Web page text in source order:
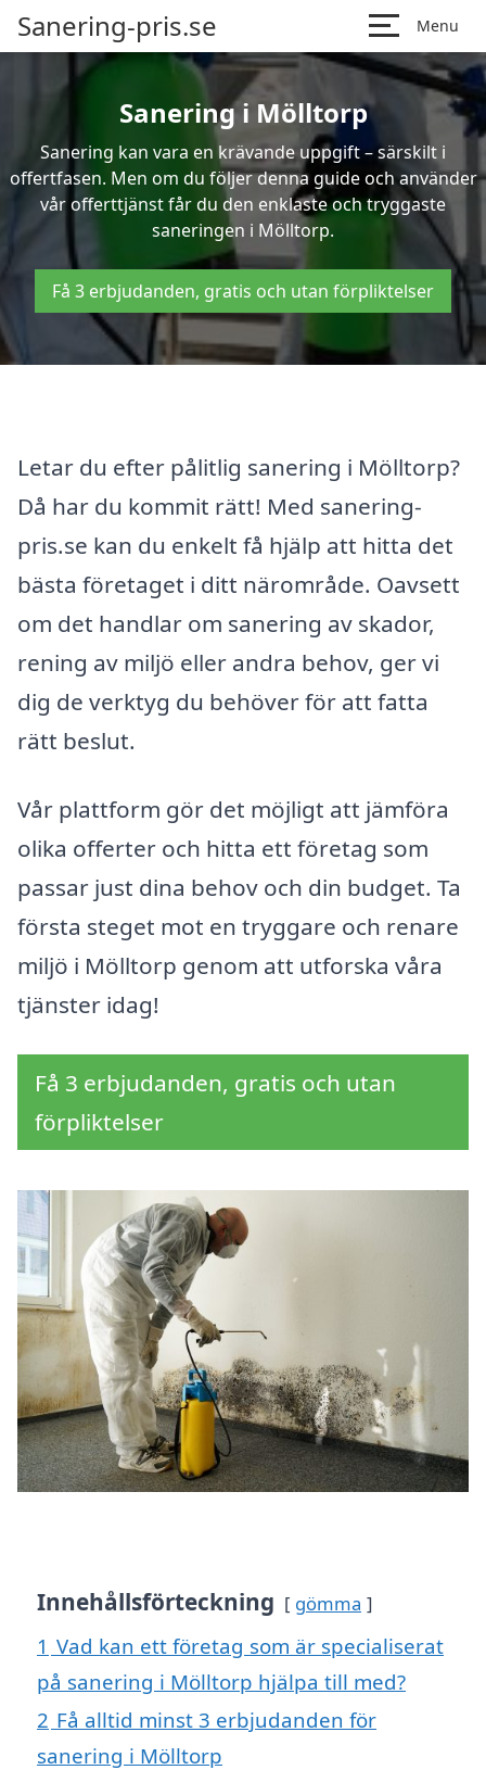
Sanering-pris.se Menu
Sanering i Mölltorp
Sanering kan vara en krävande uppgift – särskilt i
offertfasen. Men om du följer denna guide och använder
vår offerttjänst får du den enklaste och tryggaste
saneringen i Mölltorp.
Få 3 erbjudanden, gratis och utan förpliktelser
Letar du efter pålitlig sanering i Mölltorp?
Då har du kommit rätt! Med sanering-
pris.se kan du enkelt få hjälp att hitta det
bästa företaget i ditt närområde. Oavsett
om det handlar om sanering av skador,
rening av miljö eller andra behov, ger vi
dig de verktyg du behöver för att fatta
rätt beslut.
Vår plattform gör det möjligt att jämföra
olika offerter och hitta ett företag som
passar just dina behov och din budget. Ta
första steget mot en tryggare och renare
miljö i Mölltorp genom att utforska våra
tjänster idag!
Få 3 erbjudanden, gratis och utan
förpliktelser
Innehållsförteckning gömma
1 Vad kan ett företag som är specialiserat
på sanering i Mölltorp hjälpa till med?
2 Få alltid minst 3 erbjudanden för
sanering i Mölltorp